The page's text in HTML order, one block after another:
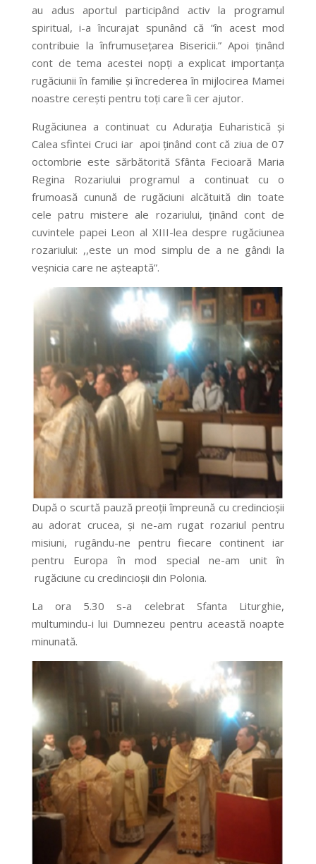
au adus aportul participând activ la programul
spiritual, i-a încurajat spunând că ”în acest mod
contribuie la înfrumusețarea Bisericii.” Apoi ținând
cont de tema acestei nopți a explicat importanța
rugăciunii în familie și încrederea în mijlocirea Mamei
noastre cerești pentru toți care îi cer ajutor.
Rugăciunea a continuat cu Adurația Euharistică și
Calea sfintei Cruci iar apoi ținând cont că ziua de 07
octombrie este sărbătorită Sfânta Fecioară Maria
Regina Rozariului programul a continuat cu o
frumoasă cunună de rugăciuni alcătuită din toate
cele patru mistere ale rozariului, ținând cont de
cuvintele papei Leon al XIII-lea despre rugăciunea
rozariului: ,,este un mod simplu de a ne gândi la
veșnicia care ne așteaptă”.
După o scurtă pauză preoții împreună cu credincioșii
au adorat crucea, și ne-am rugat rozariul pentru
misiuni, rugându-ne pentru fiecare continent iar
pentru Europa în mod special ne-am unit în
rugăciune cu credincioșii din Polonia.
La ora 5.30 s-a celebrat Sfanta Liturghie,
multumindu-i lui Dumnezeu pentru această noapte
minunată.